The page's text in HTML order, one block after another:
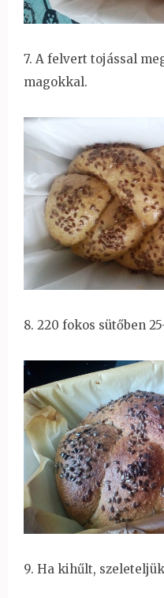
7. A felvert tojással
magokkal.
8. 220 fokos sütőben
9. Ha kihűlt,